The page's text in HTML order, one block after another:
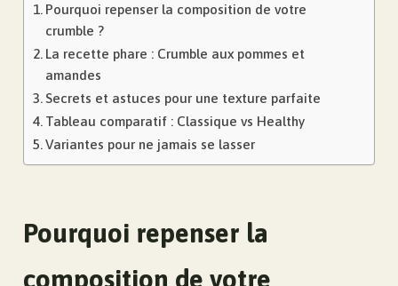
Pourquoi repenser la composition de votre
crumble ?
La recette phare : Crumble aux pommes et
amandes
Secrets et astuces pour une texture parfaite
Tableau comparatif : Classique vs Healthy
Variantes pour ne jamais se lasser
Pourquoi repenser la
composition de votre